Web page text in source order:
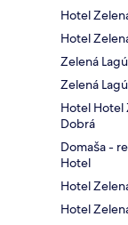
Hotel
Hotel
Zelená
Zelená
Hotel Hotel
Dobrá
Domaša -
Hotel
Hotel
Hotel